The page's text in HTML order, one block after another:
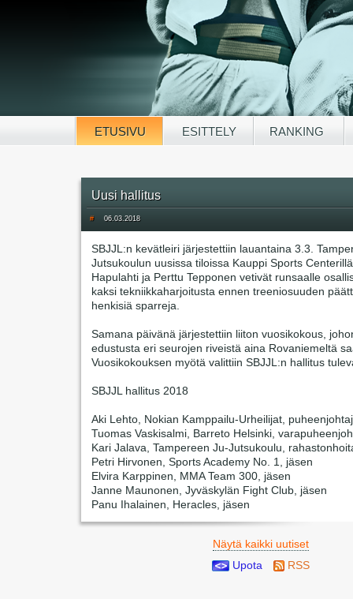
ETUSIVU ESITTELY RANKING
Uusi hallitus
# 06.03.2018
SBJJL:n kevätleiri järjestettiin lauantaina 3.3.
Jutsukoulun uusissa tiloissa Kauppi Sports
Hapulahti ja Perttu Tepponen vetivät runsaalle
kaksi tekniikkaharjoitusta ennen treeniosuuden
henkisiä sparreja.
Samana päivänä järjestettiin liiton vuosikokous,
edustusta eri seurojen riveistä aina Rovaniemeltä
Vuosikokouksen myötä valittiin SBJJL:n hallitus
SBJJL hallitus 2018
Aki Lehto, Nokian Kamppailu-Urheilijat,
Tuomas Vaskisalmi, Barreto Helsinki,
Kari Jalava, Tampereen Ju-Jutsukoulu,
Petri Hirvonen, Sports Academy No. 1, jäsen
Elvira Karppinen, MMA Team 300, jäsen
Janne Maunonen, Jyväskylän Fight Club, jäsen
Panu Ihalainen, Heracles, jäsen
Näytä kaikki uutiset
Upota
RSS